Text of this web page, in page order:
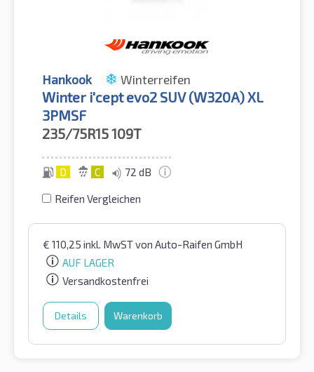
Hankook Winterreifen
Winter i'cept evo2 SUV (W320A) XL
3PMSF
235/75R15109T
D C 72 dB
Reifen Vergleichen
€ 110,25 inkl. MwSTvon Auto-Raifen GmbH
AUF LAGER
Versandkostenfrei
Details Warenkorb